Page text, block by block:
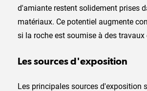
d'amiante restent solidement prises
matériaux. Ce potentiel augmente
si la roche est soumise à des travaux
Les sources d'exposition
Les principales sources d'exposition